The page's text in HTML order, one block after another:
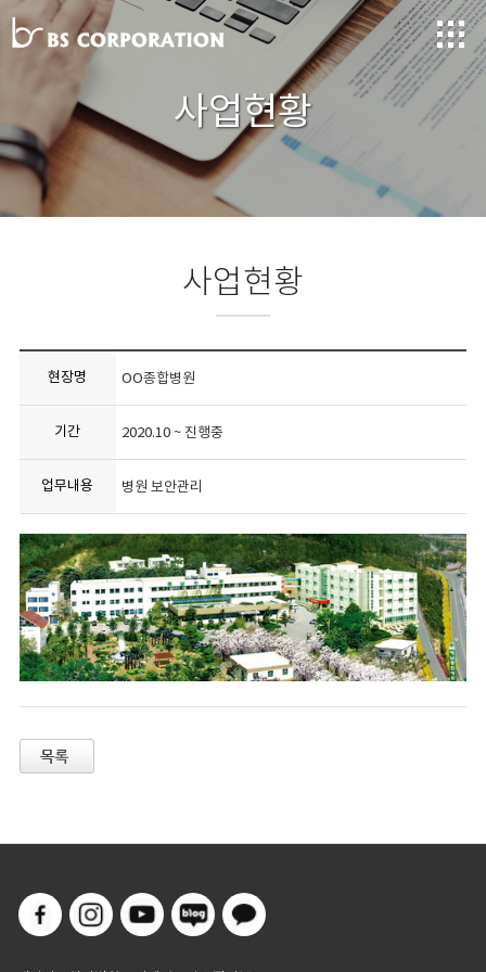
사업현황
사업현황
현장명 OO종합병원
기간 2020.10 ~ 진행중
업무내용 병원 보안관리